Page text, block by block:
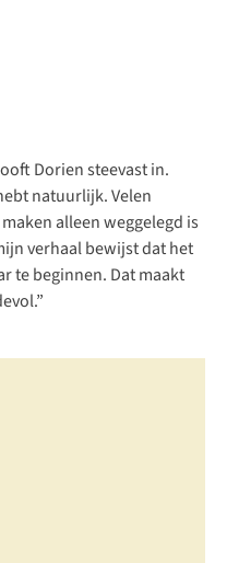
Dorien steevast in.
natuurlijk. Velen
alleen weggelegd is
verhaal bewijst dat het
te beginnen. Dat maakt